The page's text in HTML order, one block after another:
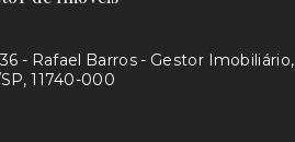
- Rafael Barros - Gestor Imobiliário,
11740-000